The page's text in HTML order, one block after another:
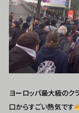
ヨーロッパ最大級のク
口からすごい熱気です